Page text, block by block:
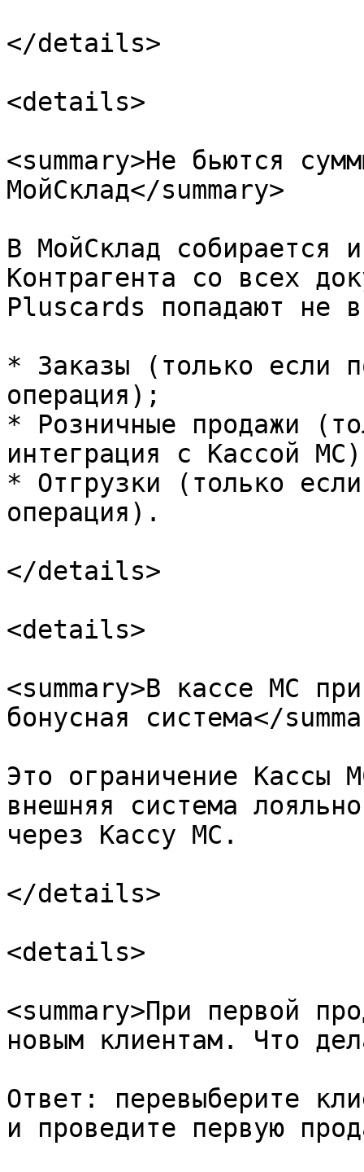
</details>
<details>
<summary>Не бьются
МойСклад</summary>
В МойСклад собирается
Контрагента со всех
Pluscards попадают не
* Заказы (только если
операция);
* Розничные продажи
интеграция с Кассой
* Отгрузки (только
операция).
</details>
<details>
<summary>В кассе МС
бонусная система</
Это ограничение Кассы
внешняя система
через Кассу МС.
</details>
<details>
<summary>При первой
новым клиентам. Что
Ответ: перевыберите
и проведите первую